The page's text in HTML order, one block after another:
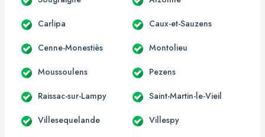
Carlipa Caux-et-Sauzens
Cenne-Monestiès Montolieu
Moussoulens Pezens
Raissac-sur-Lampy Saint-Martin-le-Vieil
Villesequelande Villespy